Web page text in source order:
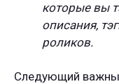
которые вы
описания,
роликов.
Следующий